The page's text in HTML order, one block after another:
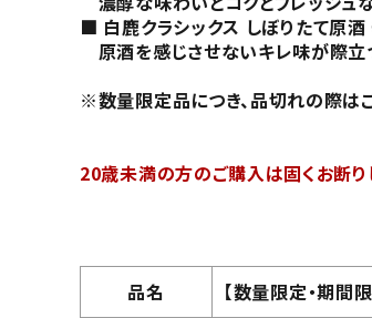
■ 白鹿クラシックス しぼりたて原
原酒を感じさせないキレ味が際
※数量限定品につき、品切れの際は
20歳未満の方のご購入は固くお断り
品名 【数量限定・期間